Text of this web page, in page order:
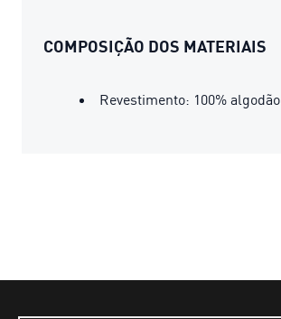
COMPOSIÇÃO DOS MATERIAIS
Revestimento: 100% algodão